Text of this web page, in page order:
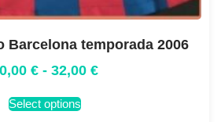
Barcelona temporada 2006
€ - 32,00 €
Select options